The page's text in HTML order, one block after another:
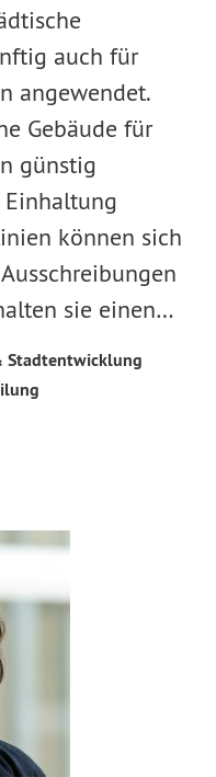
auch für
angewendet.
Gebäude für
günstig
können sich
sie einen…
Stadtentwicklung